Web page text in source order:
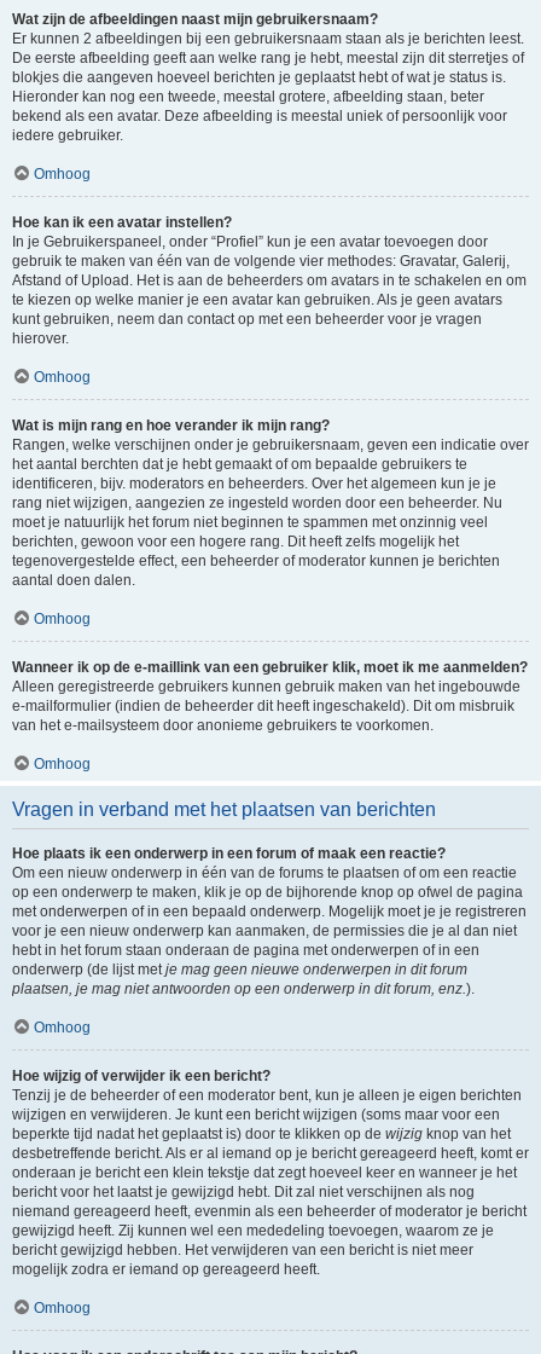
Wat zijn de afbeeldingen naast mijn gebruikersnaam?
Er kunnen 2 afbeeldingen bij een gebruikersnaam staan als je berichten leest.
De eerste afbeelding geeft aan welke rang je hebt, meestal zijn dit sterretjes of
blokjes die aangeven hoeveel berichten je geplaatst hebt of wat je status is.
Hieronder kan nog een tweede, meestal grotere, afbeelding staan, beter
bekend als een avatar. Deze afbeelding is meestal uniek of persoonlijk voor
iedere gebruiker.
Omhoog
Hoe kan ik een avatar instellen?
In je Gebruikerspaneel, onder “Profiel” kun je een avatar toevoegen door
gebruik te maken van één van de volgende vier methodes: Gravatar, Galerij,
Afstand of Upload. Het is aan de beheerders om avatars in te schakelen en om
te kiezen op welke manier je een avatar kan gebruiken. Als je geen avatars
kunt gebruiken, neem dan contact op met een beheerder voor je vragen
hierover.
Omhoog
Wat is mijn rang en hoe verander ik mijn rang?
Rangen, welke verschijnen onder je gebruikersnaam, geven een indicatie over
het aantal berchten dat je hebt gemaakt of om bepaalde gebruikers te
identificeren, bijv. moderators en beheerders. Over het algemeen kun je je
rang niet wijzigen, aangezien ze ingesteld worden door een beheerder. Nu
moet je natuurlijk het forum niet beginnen te spammen met onzinnig veel
berichten, gewoon voor een hogere rang. Dit heeft zelfs mogelijk het
tegenovergestelde effect, een beheerder of moderator kunnen je berichten
aantal doen dalen.
Omhoog
Wanneer ik op de e-maillink van een gebruiker klik, moet ik me aanmelden?
Alleen geregistreerde gebruikers kunnen gebruik maken van het ingebouwde
e-mailformulier (indien de beheerder dit heeft ingeschakeld). Dit om misbruik
van het e-mailsysteem door anonieme gebruikers te voorkomen.
Omhoog
Vragen in verband met het plaatsen van berichten
Hoe plaats ik een onderwerp in een forum of maak een reactie?
Om een nieuw onderwerp in één van de forums te plaatsen of om een reactie
op een onderwerp te maken, klik je op de bijhorende knop op ofwel de pagina
met onderwerpen of in een bepaald onderwerp. Mogelijk moet je je registreren
voor je een nieuw onderwerp kan aanmaken, de permissies die je al dan niet
hebt in het forum staan onderaan de pagina met onderwerpen of in een
onderwerp (de lijst metje mag geen nieuwe onderwerpen in dit forum
plaatsen, je mag niet antwoorden op een onderwerp in dit forum, enz.).
Omhoog
Hoe wijzig of verwijder ik een bericht?
Tenzij je de beheerder of een moderator bent, kun je alleen je eigen berichten
wijzigen en verwijderen. Je kunt een bericht wijzigen (soms maar voor een
beperkte tijd nadat het geplaatst is) door te klikken op de wijzig knop van het
desbetreffende bericht. Als er al iemand op je bericht gereageerd heeft, komt er
onderaan je bericht een klein tekstje dat zegt hoeveel keer en wanneer je het
bericht voor het laatst je gewijzigd hebt. Dit zal niet verschijnen als nog
niemand gereageerd heeft, evenmin als een beheerder of moderator je bericht
gewijzigd heeft. Zij kunnen wel een mededeling toevoegen, waarom ze je
bericht gewijzigd hebben. Het verwijderen van een bericht is niet meer
mogelijk zodra er iemand op gereageerd heeft.
Omhoog